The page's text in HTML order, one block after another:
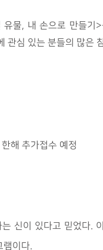
유물, 내 손으로 만들
심 있는 분들의 많은
해 추가접수 예정
신이 있다고 믿었다.
램이다.